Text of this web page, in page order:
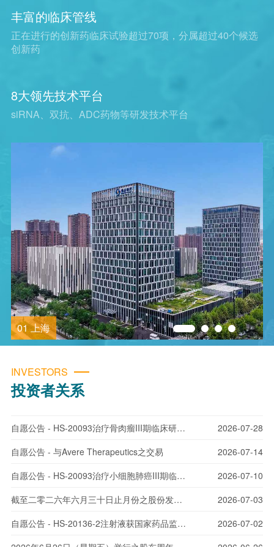
丰富的临床管线
正在进行的创新药临床试验超过70项，分属超过40个候选
创新药
8大领先技术平台
siRNA、双抗、ADC药物等研发技术平台
01上海
INVESTORS
投资者关系
自愿公告 - HS-20093治疗骨肉瘤III期临床研究达到主要终点
2026-07-28
自愿公告 - 与Avere Therapeutics之交易
2026-07-14
自愿公告 - HS-20093治疗小细胞肺癌III期临床研究达到主要终点
2026-07-10
截至二零二六年六月三十日止月份之股份发行人的证券变动月报表
2026-07-03
自愿公告 - HS-20136-2注射液获国家药品监督管理局签发的药物临床试验批准通知书
2026-07-02